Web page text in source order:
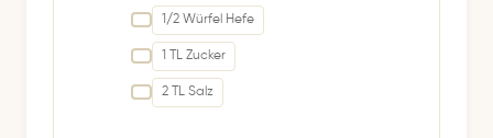
1/2 Würfel Hefe
1 TL Zucker
2 TL Salz